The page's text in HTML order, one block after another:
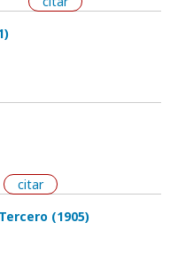
citar
(1905)